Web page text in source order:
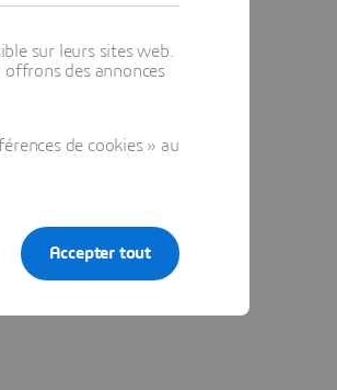
sur leurs sites web.
des annonces
de cookies » au
Accepter tout